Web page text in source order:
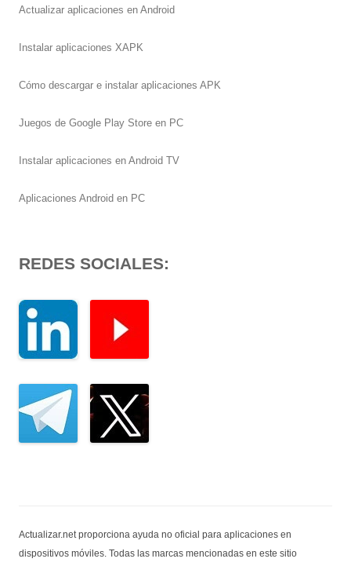
Actualizar aplicaciones en Android
Instalar aplicaciones XAPK
Cómo descargar e instalar aplicaciones APK
Juegos de Google Play Store en PC
Instalar aplicaciones en Android TV
Aplicaciones Android en PC
REDES SOCIALES:
Actualizar.net proporciona ayuda no oficial para aplicaciones en
dispositivos móviles. Todas las marcas mencionadas en este sitio